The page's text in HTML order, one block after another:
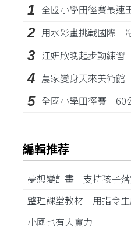
1 全國小學田徑賽最速王楊
2 用水彩畫挑戰國際
3 江姸欣晚起步勤練習 全
4 農家變身天來美術
5 全國小學田徑賽 60公
編輯推荐
夢想變計畫 支持孩子
整理課堂教材 用指令
小國也有大實力